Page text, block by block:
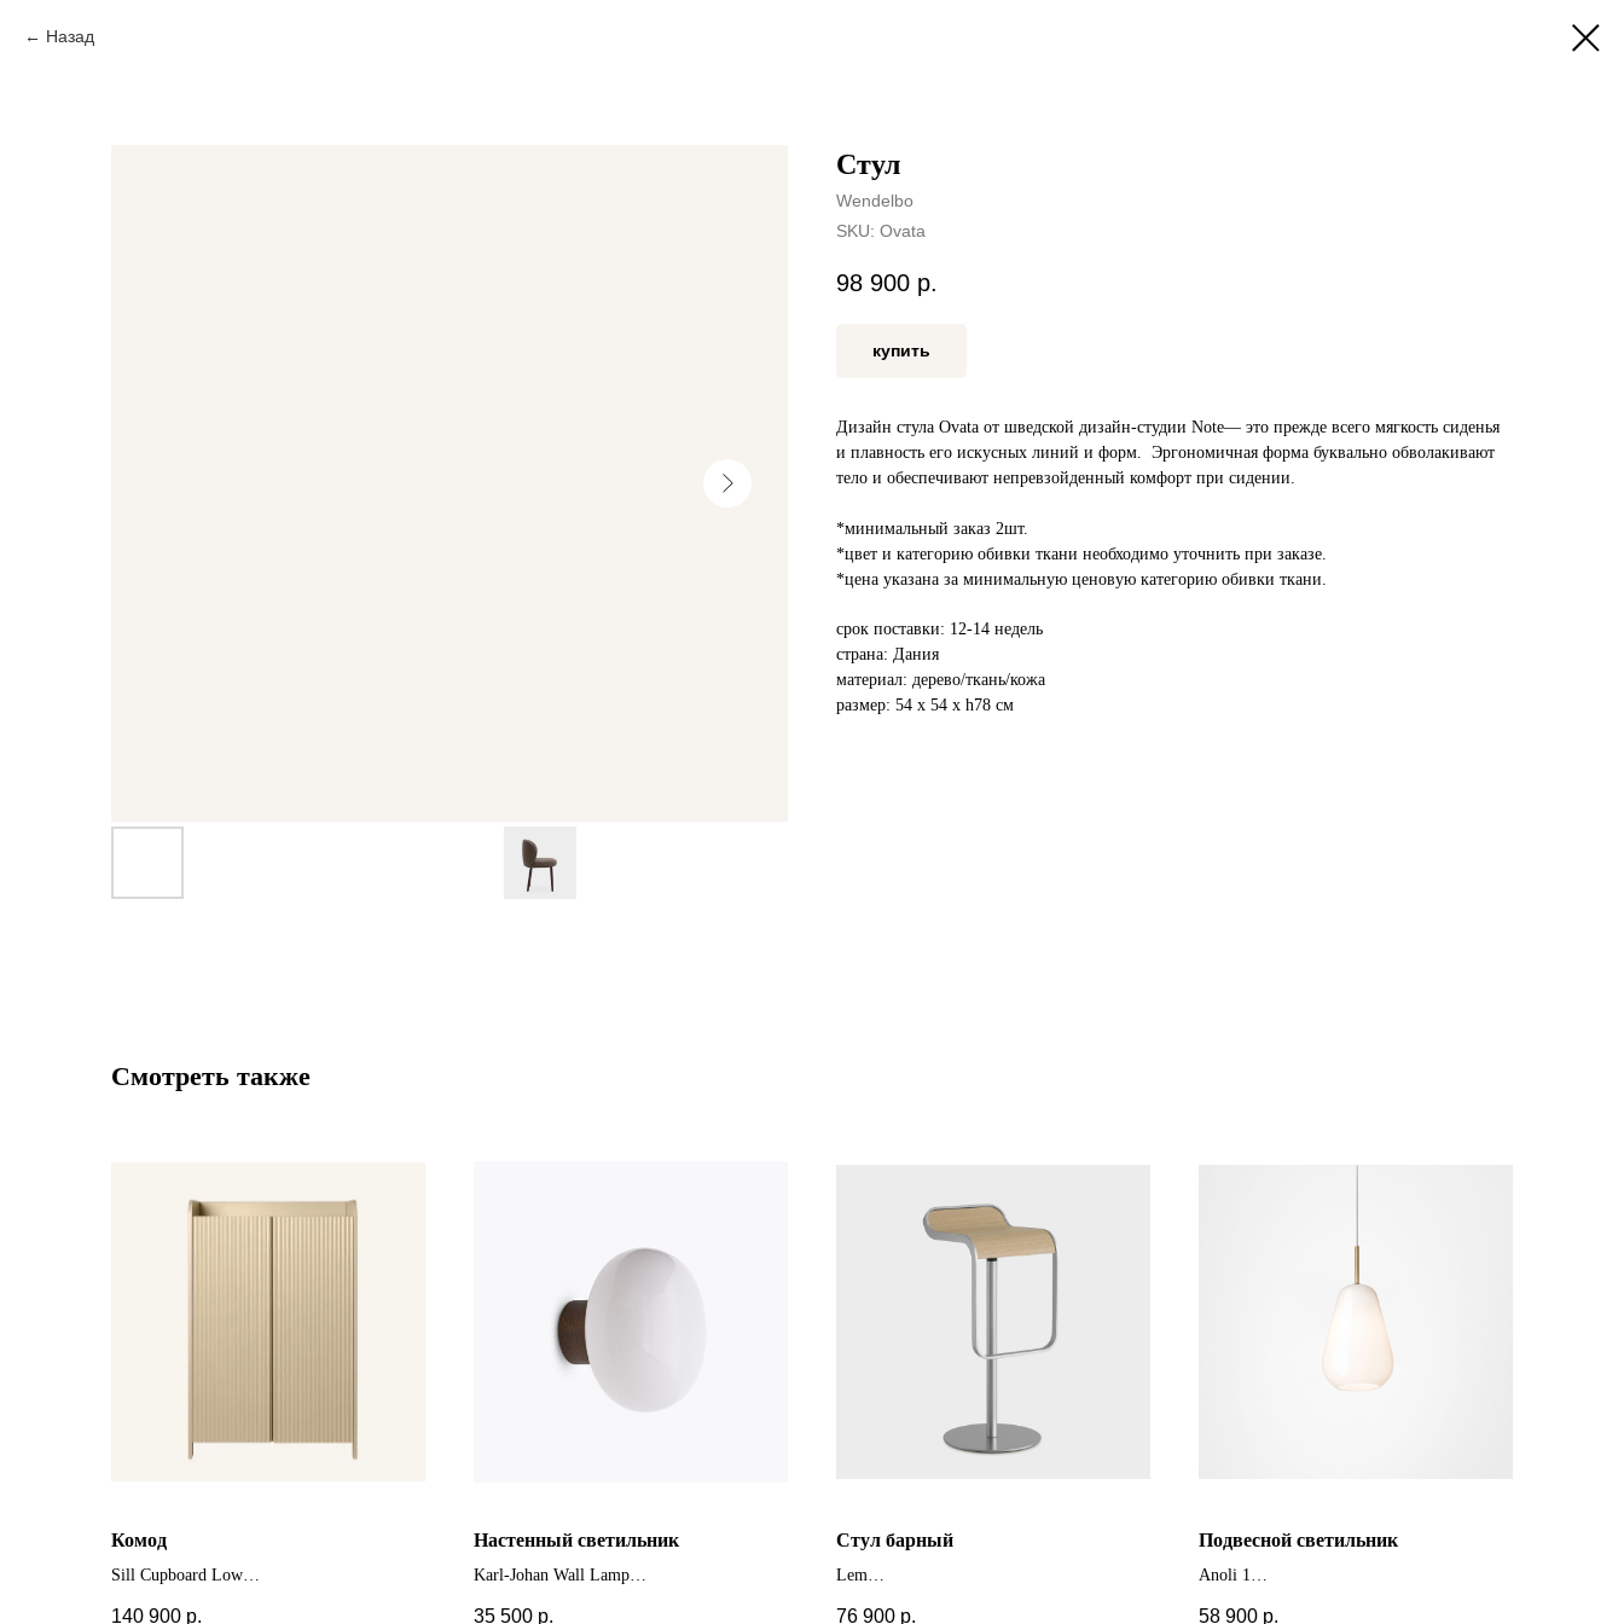
Назад
Стул
Wendelbo
SKU: Ovata
98 900 р.
купить
Дизайн стула Ovata от шведской дизайн-студии Note— это прежде всего мягкость сиденья
и плавность его искусных линий и форм. Эргономичная форма буквально обволакивают
тело и обеспечивают непревзойденный комфорт при сидении.
*минимальный заказ 2шт.
*цвет и категорию обивки ткани необходимо уточнить при заказе.
*цена указана за минимальную ценовую категорию обивки ткани.
срок поставки: 12-14 недель
страна: Дания
материал: дерево/ткань/кожа
размер: 54 х 54 х h78 см
Смотреть также
Комод
Sill Cupboard Low
140 900 р.
Настенный светильник
Karl-Johan Wall Lamp
35 500 р.
Cтул барный
Lem
76 900 р.
Подвесной светильник
Anoli 1
58 900 р.